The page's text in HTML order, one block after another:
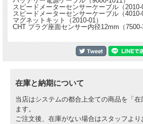
温度:
o 外気温計
o エンジン温度計
o デュアル•プログラマブル温度ライト
o °F/°C（華氏/摂氏）温度表示選択ディスプレー
距離:
o オドメーター(総走行距離計)
o マイル/ km表示選択ディスプレー
時計:
o アワー（作動時間）メーター
o ストップウォッチ
スピードメーターセンサーケーブル（2010-
スピードメーターセンサーケーブル（4010-
マグネットキット（2010-01）
CHT プラグ座面センサー内径12mm（7500-
在庫と納期について
当店はシステムの都合上全ての商品を「
ます。
ご注文後、在庫がない場合はスタッフより